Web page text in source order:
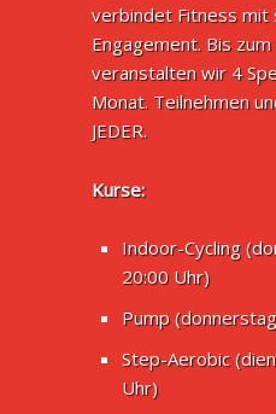
verbindet Fitness mit
Engagement. Bis
veranstalten wir 4
Monat. Teilnehmen
JEDER.
Kurse:
Indoor-Cycling
20:00 Uhr)
Pump
Step-Aerobic
Uhr)